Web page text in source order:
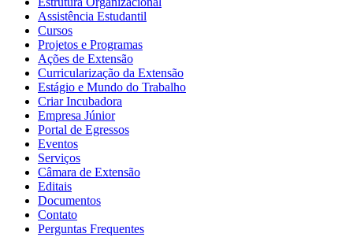
Assistência Estudantil
Cursos
Projetos e Programas
Ações de Extensão
Curricularização da Extensão
Estágio e Mundo do Trabalho
Criar Incubadora
Empresa Júnior
Portal de Egressos
Eventos
Serviços
Câmara de Extensão
Editais
Documentos
Contato
Perguntas Frequentes